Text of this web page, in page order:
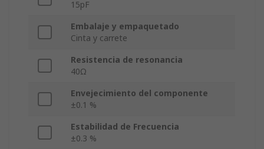
15pF
Embalaje y empaquetado
Cinta y carrete
Resistencia de resonancia
40Ω
Envejecimiento del componente
±0.1 %
Estabilidad de Frecuencia
±0.3 %